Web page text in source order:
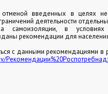
введенных в целях
деятельности
в условиях
рекомендации для
с данными рекомендациями в